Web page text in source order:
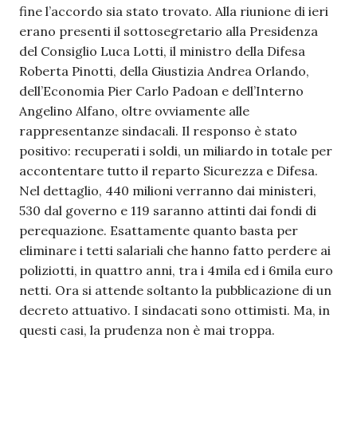
fine l’accordo sia stato trovato. Alla riunione di ieri
erano presenti il sottosegretario alla Presidenza
del Consiglio Luca Lotti, il ministro della Difesa
Roberta Pinotti, della Giustizia Andrea Orlando,
dell’Economia Pier Carlo Padoan e dell’Interno
Angelino Alfano, oltre ovviamente alle
rappresentanze sindacali. Il responso è stato
positivo: recuperati i soldi, un miliardo in totale per
accontentare tutto il reparto Sicurezza e Difesa.
Nel dettaglio, 440 milioni verranno dai ministeri,
530 dal governo e 119 saranno attinti dai fondi di
perequazione. Esattamente quanto basta per
eliminare i tetti salariali che hanno fatto perdere ai
poliziotti, in quattro anni, tra i 4mila ed i 6mila euro
netti. Ora si attende soltanto la pubblicazione di un
decreto attuativo. I sindacati sono ottimisti. Ma, in
questi casi, la prudenza non è mai troppa.